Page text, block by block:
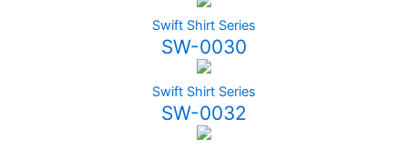
Swift Shirt Series
SW-0030
Swift Shirt Series
SW-0032